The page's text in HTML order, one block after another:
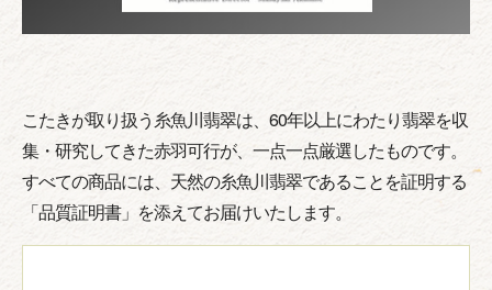
こたきが取り扱う糸魚川翡翠は、60年以上にわたり翡翠を収
集・研究してきた赤羽可行が、一点一点厳選したものです。
すべての商品には、天然の糸魚川翡翠であることを証明する
「品質証明書」を添えてお届けいたします。